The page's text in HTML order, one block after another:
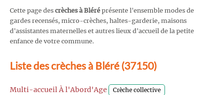
Cette page des crèches à Bléré présente l'ensemble modes de
gardes recensés, micro-crèches, haltes-garderie, maisons
d'assistantes maternelles et autres lieux d'accueil de la petite
enfance de votre commune.
Liste des crèches à Bléré (37150)
Multi-accueil À l'Abord'Age Crèche collective